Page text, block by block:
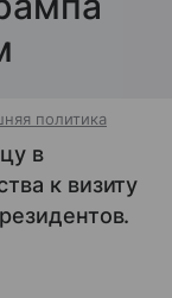
политика
в
к визиту